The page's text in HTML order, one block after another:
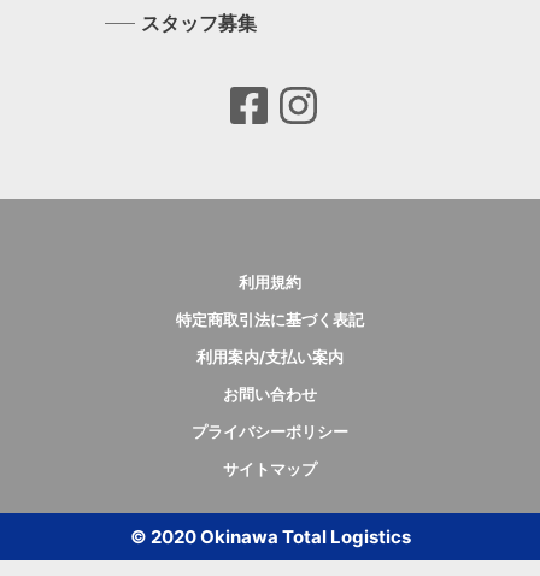
スタッフ募集
利用規約
特定商取引法に基づく表記
利用案内/支払い案内
お問い合わせ
プライバシーポリシー
サイトマップ
© 2020 Okinawa Total Logistics